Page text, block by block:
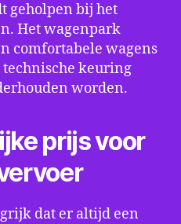
geholpen bij het
Het wagenpark
comfortabele wagens
technische keuring
worden.
prijs voor
dat er altijd een